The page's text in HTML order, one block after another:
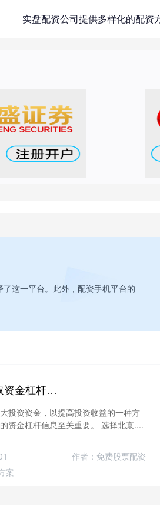
实盘配资公司提供多样化的配资
这一平台。此外，配资手机平台的
股票配资加杠杆 股票配资查询：快速获取资金杠杆信息
投资资金，以提高投资收益的一种方
资金杠杆信息至关重要。 选择北京....
作者：免费股票配资
案